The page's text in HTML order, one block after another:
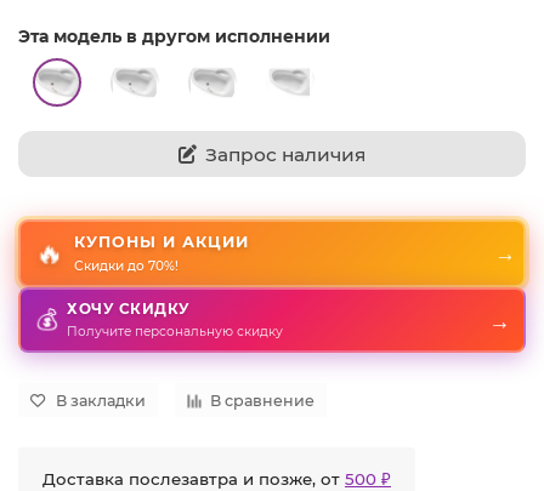
Эта модель в другом исполнении
Запрос наличия
🔥 КУПОНЫ И АКЦИИ
Скидки до 70%!
→
💰 ХОЧУ СКИДКУ
Получите персональную скидку →
В закладки В сравнение
Доставка послезавтра и позже, от 500 ₽